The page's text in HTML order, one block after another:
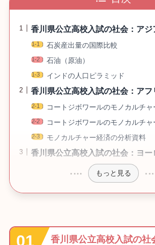
香川県公立高校入試の社会：アジ
石炭産出量の国際比較
石油（原油）
インドの人口ピラミッド
香川県公立高校入試の社会：アフ
コートジボワールのモノカルチャ
コートジボワールのモノカルチャ
モノカルチャー経済の分析資料
香川県公立高校入試の社会：ヨー
もっと見る
香川県公立高校入試の社